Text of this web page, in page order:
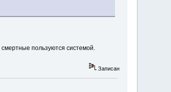
смертные пользуются системой.
Записан